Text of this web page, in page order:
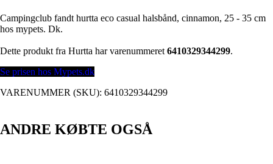
Campingclub fandt hurtta eco casual halsbånd, cinnamon, 25 - 35 cm
hos mypets. Dk.
Dette produkt fra Hurtta har varenummeret 6410329344299.
Se prisen hos Mypets.dk
VARENUMMER (SKU): 6410329344299
ANDRE KØBTE OGSÅ